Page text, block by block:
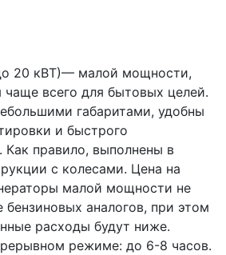
20 кВТ)— малой мощности,
чаще всего для бытовых целей.
габаритами, удобны
и быстрого
Как правило, выполнены в
с колесами. Цена на
малой мощности не
аналогов, при этом
расходы будут ниже.
режиме: до 6-8 часов.